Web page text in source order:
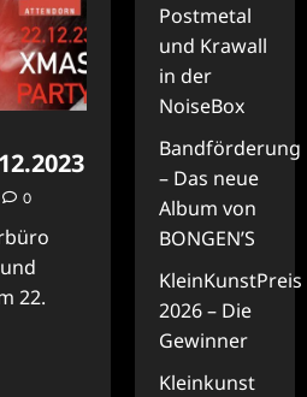
0
22.
Postmetal
und Krawall
in der
NoiseBox
Bandförderung
– Das neue
Album von
BONGEN’S
KleinKunstPreis
2026 – Die
Gewinner
Kleinkunst